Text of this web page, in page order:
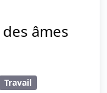
âmes
Travail